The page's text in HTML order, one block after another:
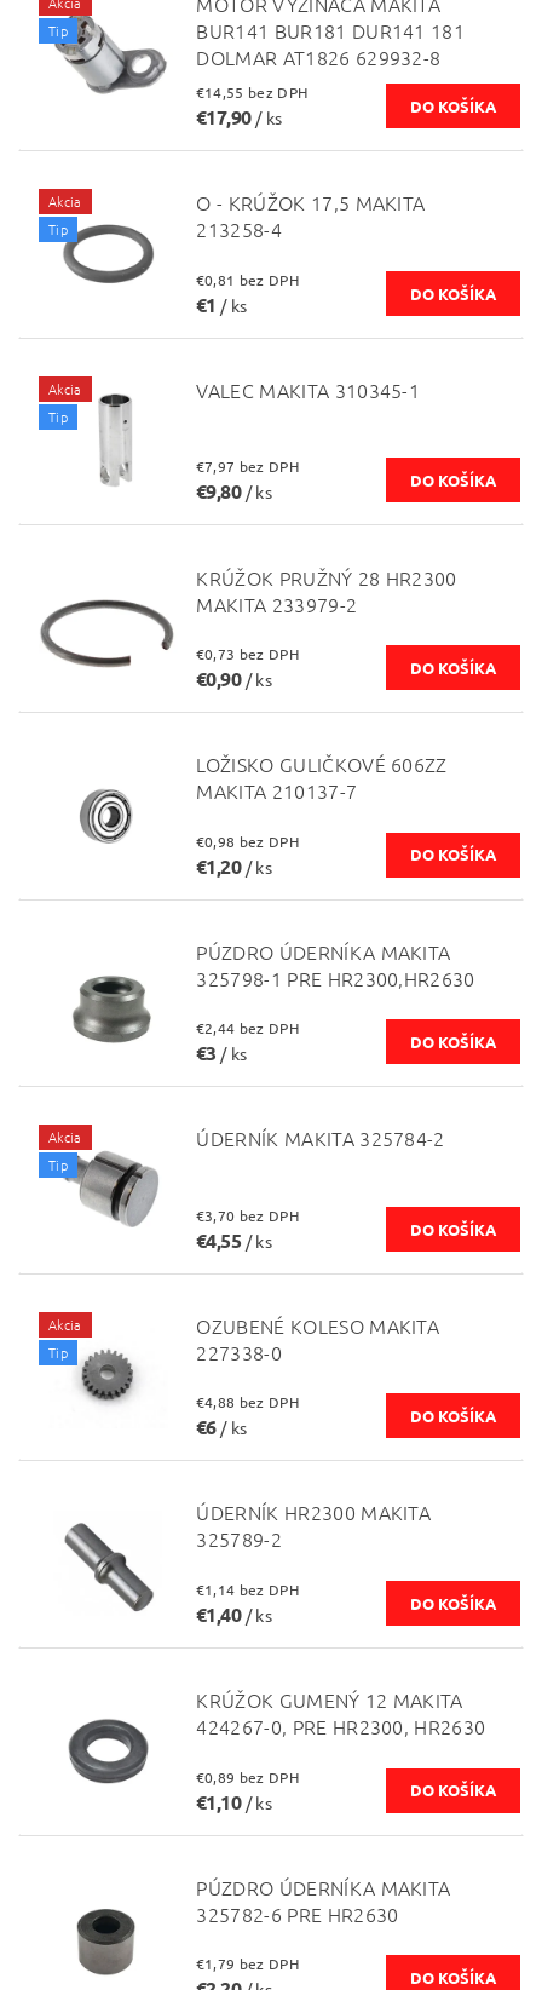
Tip
BUR141 BUR181 DUR141 181
DOLMAR AT1826 629932-8
€14,55 bez DPH
€17,90 / ks
Akcia
Tip
O - KRÚŽOK 17,5 MAKITA
213258-4
€0,81 bez DPH
€1 / ks
Akcia
Tip
VALEC MAKITA 310345-1
€7,97 bez DPH
€9,80 / ks
KRÚŽOK PRUŽNÝ 28 HR2300
MAKITA 233979-2
€0,73 bez DPH
€0,90 / ks
LOŽISKO GULIČKOVÉ 606ZZ
MAKITA 210137-7
€0,98 bez DPH
€1,20 / ks
PÚZDRO ÚDERNÍKA MAKITA
325798-1 PRE HR2300,HR2630
€2,44 bez DPH
€3 / ks
Akcia
Tip
ÚDERNÍK MAKITA 325784-2
€3,70 bez DPH
€4,55 / ks
Akcia
Tip
OZUBENÉ KOLESO MAKITA
227338-0
€4,88 bez DPH
€6/ ks
ÚDERNÍK HR2300 MAKITA
325789-2
€1,14 bez DPH
€1,40 / ks
KRÚŽOK GUMENÝ 12 MAKITA
424267-0, PRE HR2300, HR2630
€0,89 bez DPH
€1,10 / ks
PÚZDRO ÚDERNÍKA MAKITA
325782-6 PRE HR2630
€1,79 bez DPH